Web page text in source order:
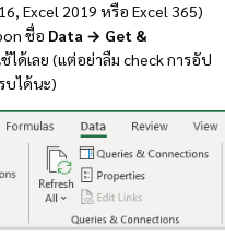
Excel 2019 หรือ Excel 365)
ชื่อ Data → Get &
ได้เลย (แต่อย่าลืม check การอัป
บได้นะ)